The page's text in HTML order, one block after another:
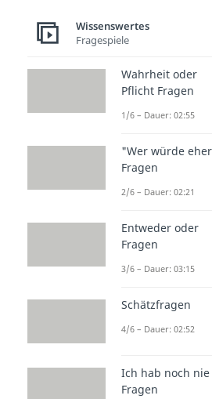
Vielleicht hast
sich um ein
veröffentlicht
Anwendung
heutzutage in
Tischmanieren.
Wissenswertes
Fragespiele
Wahrheit oder
Pflicht Fragen
1/6 – Dauer: 02:55
"Wer würde
Fragen
2/6 – Dauer: 02:21
Entweder oder
Fragen
3/6 – Dauer: 03:15
Schätzfragen
4/6 – Dauer: 02:52
Ich hab noch nie
Fragen